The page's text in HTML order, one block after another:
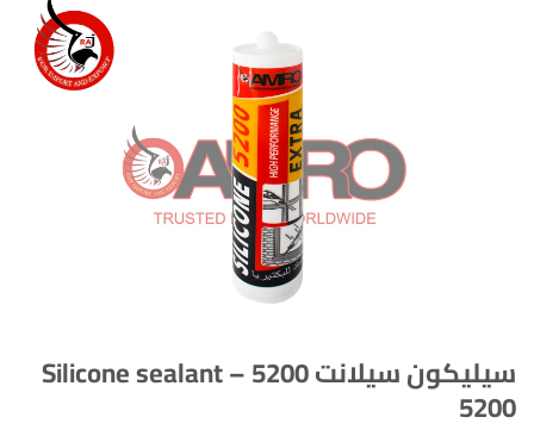
سيليكون سيلانت 5200 – Silicone sealant
5200